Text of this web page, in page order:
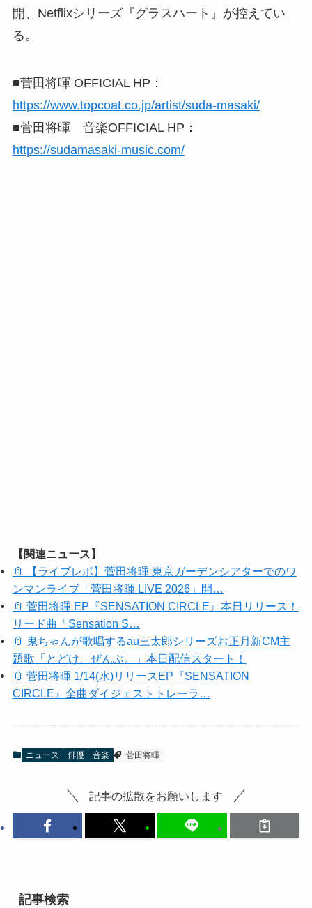
開、Netflixシリーズ『グラスハート』が控えてい
る。
■菅田将暉 OFFICIAL HP：
https://www.topcoat.co.jp/artist/suda-masaki/
■菅田将暉 音楽OFFICIAL HP：
https://sudamasaki-music.com/
【関連ニュース】
📎 【ライブレポ】菅田将暉 東京ガーデンシアターでのワ
ンマンライブ「菅田将暉 LIVE 2026」開…
📎 菅田将暉 EP『SENSATION CIRCLE』本日リリース！
リード曲「Sensation S…
📎 鬼ちゃんが歌唱するau三太郎シリーズお正月新CM主
題歌「とどけ、ぜんぶ。」本日配信スタート！
📎 菅田将暉 1/14(水)リリースEP『SENSATION
CIRCLE』全曲ダイジェストトレーラ…
ニュース 俳優 音楽 菅田将暉
記事の拡散をお願いします
記事検索